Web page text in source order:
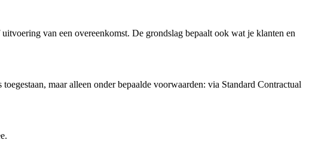
van een overeenkomst. De grondslag bepaalt ook wat je klanten en
maar alleen onder bepaalde voorwaarden: via Standard Contractual